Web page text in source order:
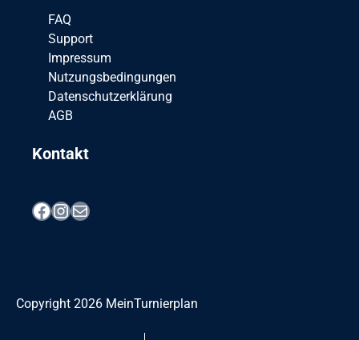
FAQ
Support
Impressum
Nutzungsbedingungen
Datenschutzerklärung
AGB
Kontakt
Facebook InstagramE-Mail
Copyright 2026 MeinTurnierplan